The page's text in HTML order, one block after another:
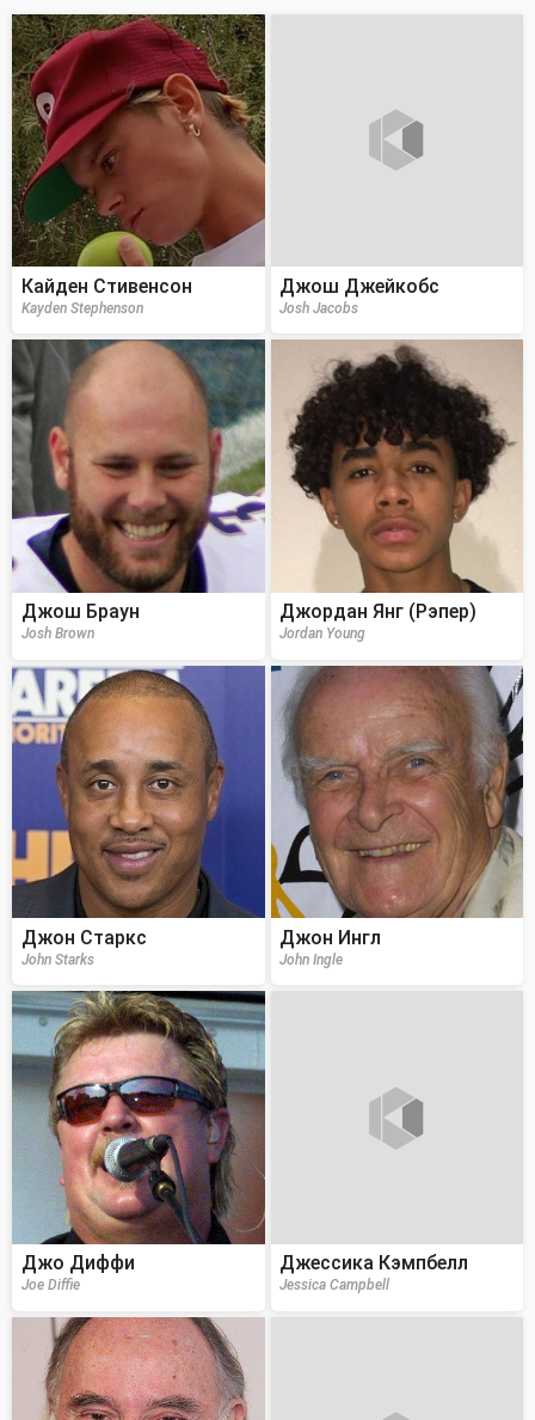
Кайден Стивенсон
Kayden Stephenson
Джош Джейкобс
Josh Jacobs
Джош Браун
Josh Brown
Джордан Янг (Рэпер)
Jordan Young
Джон Старкс
John Starks
Джон Ингл
John Ingle
Джо Диффи
Joe Diffie
Джессика Кэмпбелл
Jessica Campbell